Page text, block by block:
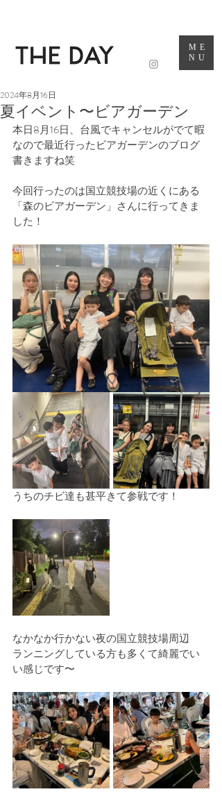
ME
NU
夏イベント〜ビアガーデン
2024年8月16日
本日8月16日、台風でキャンセルがでて暇
なので最近行ったビアガーデンのブログ
書きますね笑
今回行ったのは国立競技場の近くにある
「森のビアガーデン」さんに行ってきま
した！
うちのチビ達も甚平きて参戦です！
なかなか行かない夜の国立競技場周辺
ランニングしている方も多くて綺麗でい
い感じです〜